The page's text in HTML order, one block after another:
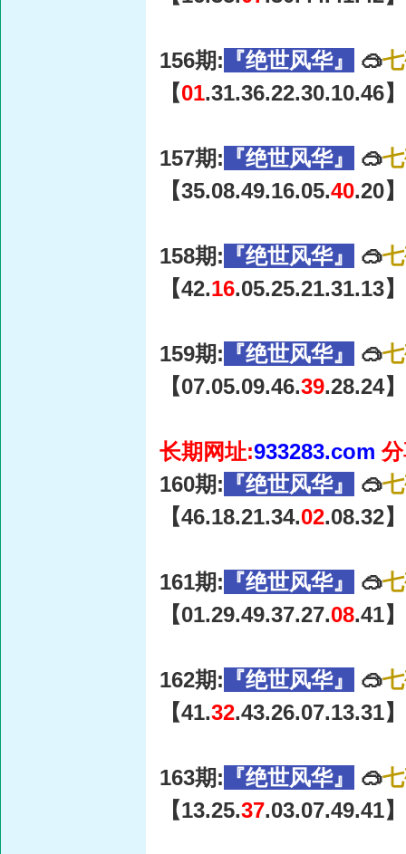
156期: 『绝世风华』 🥽
【01.31.36.22.30.10.46】
157期: 『绝世风华』 🥽
【35.08.49.16.05.40.20】
158期: 『绝世风华』 🥽
【42.16.05.25.21.31.13】
159期: 『绝世风华』 🥽
【07.05.09.46.39.28.24】
长期网址:933283.com
160期: 『绝世风华』 🥽
【46.18.21.34.02.08.32】
161期: 『绝世风华』 🥽
【01.29.49.37.27.08.41】
162期: 『绝世风华』 🥽
【41.32.43.26.07.13.31】
163期: 『绝世风华』 🥽
【13.25.37.03.07.49.41】